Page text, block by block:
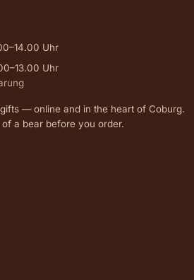
Uhr
Uhr
— online and in the heart of Coburg.
a bear before you order.